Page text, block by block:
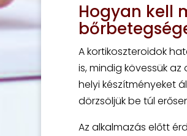
Hogyan kell
A kortikoszteroidok
is, mindig kövessük
helyi készítményeket
dörzsöljük be túl
Az alkalmazás előtt